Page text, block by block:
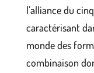
l’alliance du
caractérisant
monde des
combinaison